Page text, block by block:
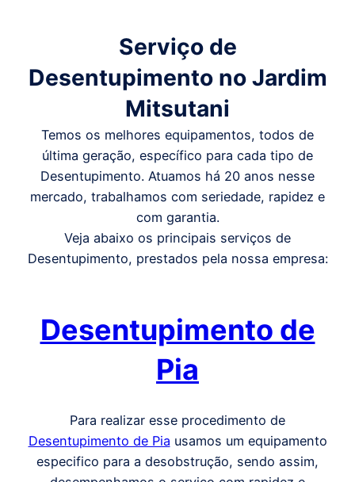
Serviço de
Desentupimento no Jardim
Mitsutani
Temos os melhores equipamentos, todos de
última geração, específico para cada tipo de
Desentupimento. Atuamos há 20 anos nesse
mercado, trabalhamos com seriedade, rapidez e
com garantia.
Veja abaixo os principais serviços de
Desentupimento, prestados pela nossa empresa:
Desentupimento de
Pia
Para realizar esse procedimento de
Desentupimento de Pia usamos um equipamento
especifico para a desobstrução, sendo assim,